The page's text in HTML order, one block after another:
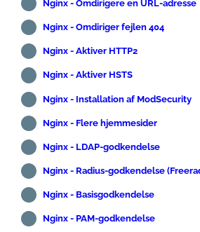
Nginx - Omdirigere en URL-adresse
Nginx - Omdiriger fejlen 404
Nginx - Aktiver HTTP2
Nginx - Aktiver HSTS
Nginx - Installation af ModSecurity
Nginx - Flere hjemmesider
Nginx - LDAP-godkendelse
Nginx - Radius-godkendelse
Nginx - Basisgodkendelse
Nginx - PAM-godkendelse